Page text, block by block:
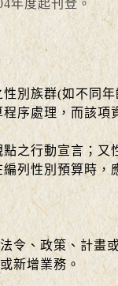
年度起刊登。
別族群(如不同
序處理，而該項
行動宣言；又
列性別預算時
、政策、計畫
新增業務。